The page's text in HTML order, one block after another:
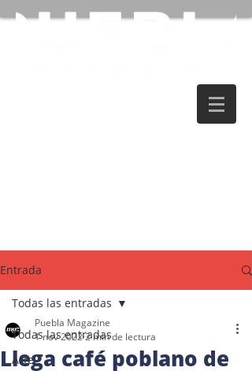
Entrada
Todas las entradas
Arte
Todas las entradas
Llega café poblano de
Puebla Magazine
1 nov 20222 min de lectura